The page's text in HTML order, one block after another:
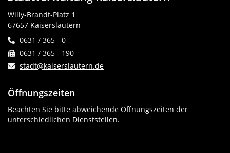
Willy-Brandt-Platz 1
67657 Kaiserslautern
0631 / 365 - 0
0631 / 365 - 190
stadt@kaiserslautern.de
Öffnungszeiten
Beachten Sie bitte abweichende Öffnungszeiten der
unterschiedlichen Dienststellen.